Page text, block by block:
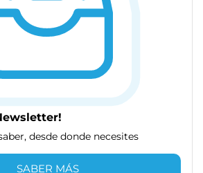
desde donde necesites
SABER MÁS